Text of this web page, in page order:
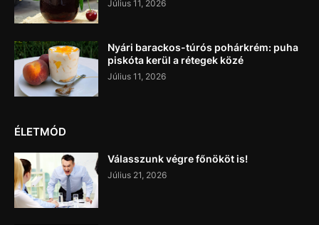
Július 11, 2026
Nyári barackos-túrós pohárkrém: puha
piskóta kerül a rétegek közé
Július 11, 2026
ÉLETMÓD
Válasszunk végre főnököt is!
Július 21, 2026